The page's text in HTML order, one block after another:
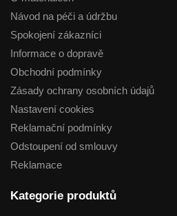
Návod na péči a údržbu
Spokojení zákazníci
Informace o dopravě
Obchodní podmínky
Zásady ochrany osobních údajů
Nastavení cookies
Reklamační podmínky
Odstoupení od smlouvy
Reklamace
Kategorie produktů